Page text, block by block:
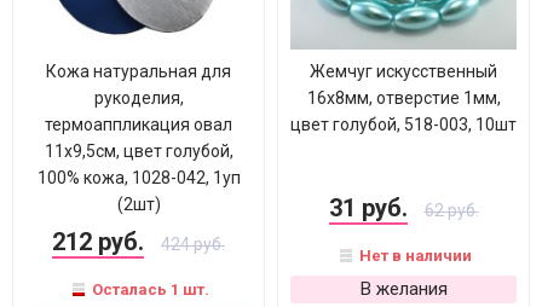
Кожа натуральная для
рукоделия,
термоаппликация овал
11х9,5см, цвет голубой,
100% кожа, 1028-042, 1уп
(2шт)
212 руб. 424 руб.
Осталась 1 шт.
Жемчуг искусственный
16х8мм, отверстие 1мм,
цвет голубой, 518-003, 10шт
31 руб. 62 руб.
Нет в наличии
В желания